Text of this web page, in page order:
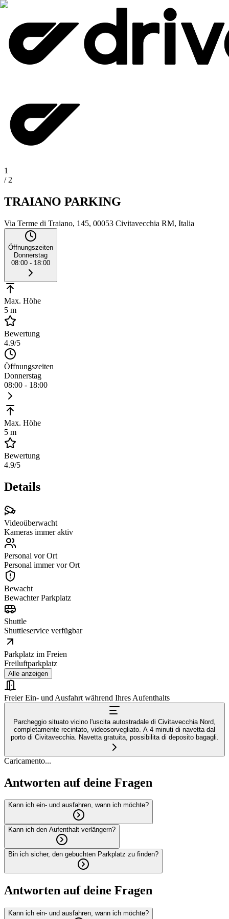
1
/ 2
TRAIANO PARKING
Via Terme di Traiano, 145, 00053 Civitavecchia RM, Italia
Öffnungszeiten
Donnerstag
08:00 - 18:00
Max. Höhe
5 m
Bewertung
4.9/5
Öffnungszeiten
Donnerstag
08:00 - 18:00
Max. Höhe
5 m
Bewertung
4.9/5
Details
Videoüberwacht
Kameras immer aktiv
Personal vor Ort
Personal immer vor Ort
Bewacht
Bewachter Parkplatz
Shuttle
Shuttleservice verfügbar
Parkplatz im Freien
Freiluftparkplatz
Alle anzeigen
Freier Ein- und Ausfahrt während Ihres Aufenthalts
Parcheggio situato vicino l'uscita autostradale di Civitavecchia Nord,
completamente recintato, videosorvegliato. A 4 minuti di navetta dal
porto di Civitavecchia. Navetta gratuita, possibilita di deposito bagagli.
Caricamento...
Antworten auf deine Fragen
Kann ich ein- und ausfahren, wann ich möchte?
Kann ich den Aufenthalt verlängern?
Bin ich sicher, den gebuchten Parkplatz zu finden?
Antworten auf deine Fragen
Kann ich ein- und ausfahren, wann ich möchte?